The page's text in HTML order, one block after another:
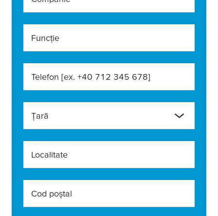
Funcție
Telefon [ex. +40 712 345 678]
Ţară
Localitate
Cod poştal